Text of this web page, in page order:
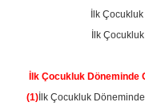
İlk
İlk
İlk Çocukluk Döneminde
(1)İlk Çocukluk